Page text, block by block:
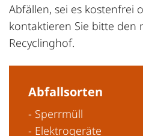
Abfällen, sei es kostenfrei
kontaktieren Sie bitte den
Recyclinghof.
Abfallsorten
- Sperrmüll
- Elektrogeräte